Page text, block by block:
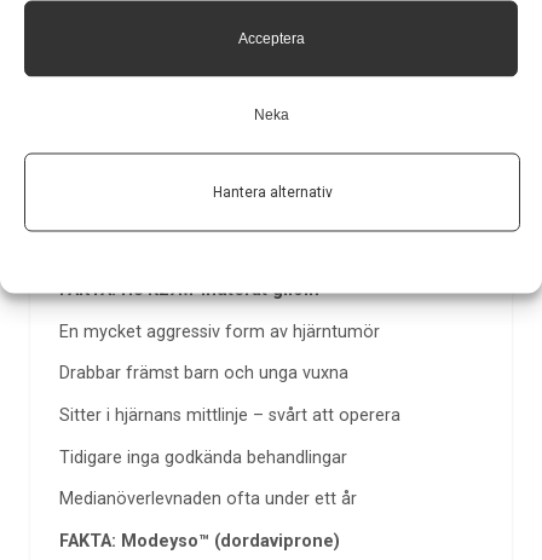
Acceptera
Neka
Hantera alternativ
Modeyso förändrar verkligheten för många familjer.
anhöriga. Nu har vi äntligen något att erbjuda,
FAKTA: H3 K27M-muterat gliom
En mycket aggressiv form av hjärntumör
Drabbar främst barn och unga vuxna
Sitter i hjärnans mittlinje – svårt att operera
Tidigare inga godkända behandlingar
Medianöverlevnaden ofta under ett år
FAKTA: Modeyso™ (dordaviprone)